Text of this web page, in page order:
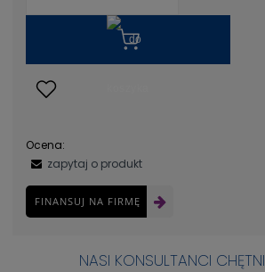
Ocena:
zapytaj o produkt
FINANSUJ NA FIRMĘ
NASI KONSULTANCI